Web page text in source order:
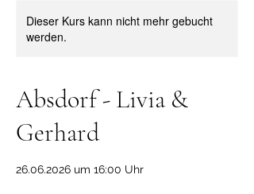
Dieser Kurs kann nicht mehr gebucht
werden.
Absdorf - Livia &
Gerhard
26.06.2026 um 16:00 Uhr